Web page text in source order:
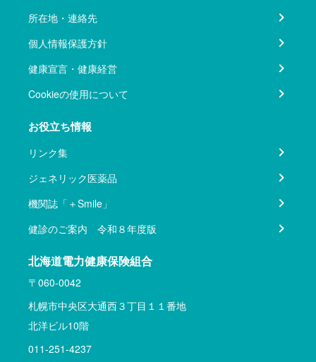
所在地・連絡先
個人情報保護方針
健康宣言・健康経営
Cookieの使用について
お役立ち情報
リンク集
ジェネリック医薬品
機関誌「＋Smile」
健診のご案内 令和８年度版
北海道電力健康保険組合
〒060-0042
札幌市中央区大通西３丁目１１番地
北洋ビル10階
011-251-4237